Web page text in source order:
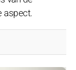
aspect.